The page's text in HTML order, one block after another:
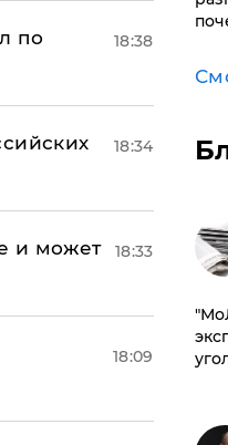
по
18:38
18:34
и может
18:33
18:09